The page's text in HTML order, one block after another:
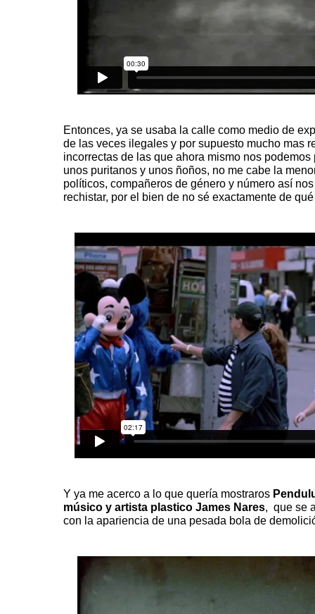
Entonces, ya se usaba la calle como medio de
de las veces ilegales y por supuesto mucho mas
incorrectas de las que ahora mismo nos
unos puritanos y unos ñoños, no me cabe la
políticos, compañeros de género y número así
rechistar, por el bien de no sé exactamente de
Y ya me acerco a lo que quería mostraros
músico y artista plastico James Nares, que se
con la apariencia de una pesada bola de